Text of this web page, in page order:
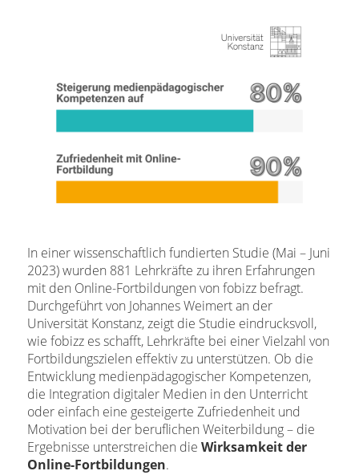
In einer wissenschaftlich fundierten Studie (Mai – Juni
2023) wurden 881 Lehrkräfte zu ihren Erfahrungen
mit den Online-Fortbildungen von fobizz befragt.
Durchgeführt von Johannes Weimert an der
Universität Konstanz, zeigt die Studie eindrucksvoll,
wie fobizz es schafft, Lehrkräfte bei einer Vielzahl von
Fortbildungszielen effektiv zu unterstützen. Ob die
Entwicklung medienpädagogischer Kompetenzen,
die Integration digitaler Medien in den Unterricht
oder einfach eine gesteigerte Zufriedenheit und
Motivation bei der beruflichen Weiterbildung – die
Ergebnisse unterstreichen die Wirksamkeit der
Online-Fortbildungen.